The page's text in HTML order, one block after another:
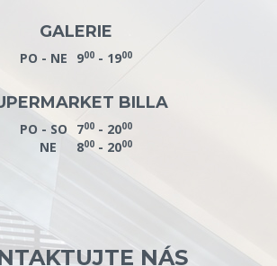
GALERIE
PO - NE 900- 1900
BILLA
PO - SO 700- 2000
NE 800- 2000
NÁS